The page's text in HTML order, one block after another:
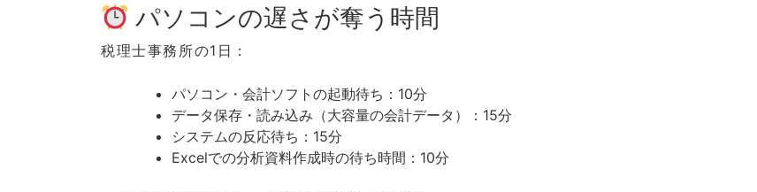
パソコンの遅さが奪う時間
税理士事務所の1日：
パソコン・会計ソフトの起動待ち：10分
データ保存・読み込み（大容量の会計データ）：15分
システムの反応待ち：15分
Excelでの分析資料作成時の待ち時間：10分